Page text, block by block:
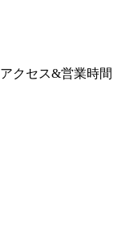
アクセス&営業時間